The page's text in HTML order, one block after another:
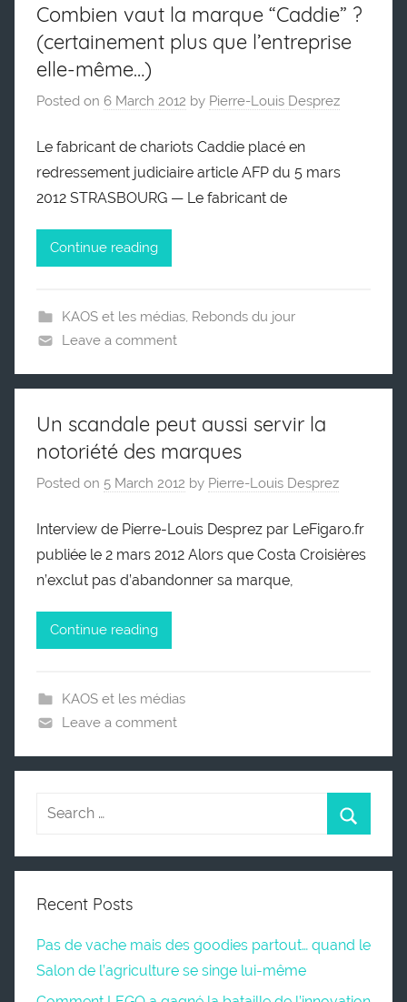
Combien vaut la marque “Caddie” ?
(certainement plus que l’entreprise
elle-même…)
Posted on 6 March 2012 by Pierre-Louis Desprez
Le fabricant de chariots Caddie placé en
redressement judiciaire article AFP du 5 mars
2012 STRASBOURG — Le fabricant de
Continue reading
KAOS et les médias, Rebonds du jour
Leave a comment
Un scandale peut aussi servir la
notoriété des marques
Posted on 5 March 2012 by Pierre-Louis Desprez
Interview de Pierre-Louis Desprez par LeFigaro.fr
publiée le 2 mars 2012 Alors que Costa Croisières
n’exclut pas d’abandonner sa marque,
Continue reading
KAOS et les médias
Leave a comment
Recent Posts
Pas de vache mais des goodies partout… quand le
Salon de l’agriculture se singe lui-même